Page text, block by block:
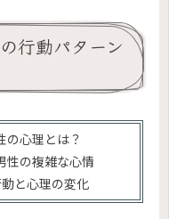
行動パターン
の心理とは？
性の複雑な心情
と心理の変化